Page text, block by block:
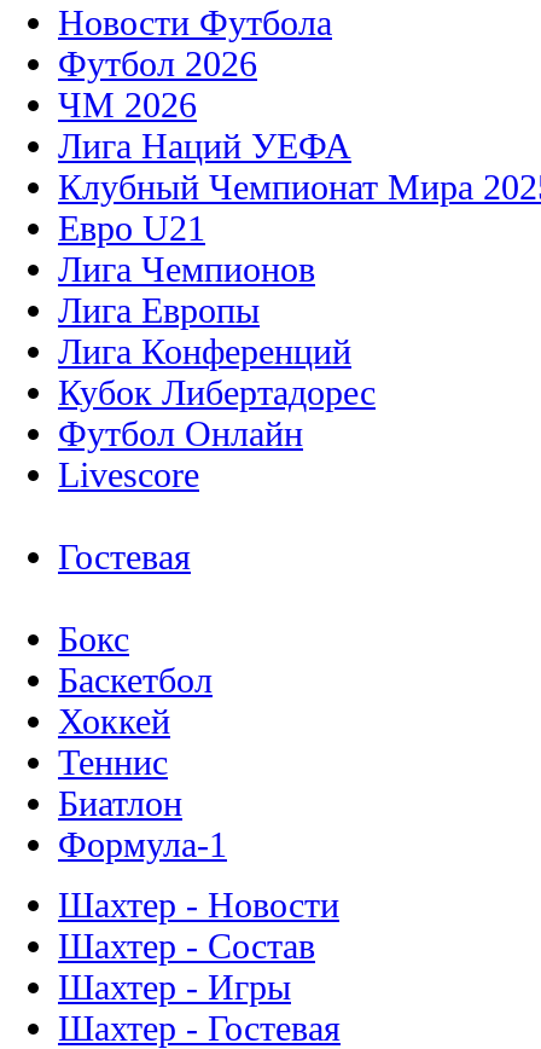
Новости Футбола
Футбол 2026
ЧМ 2026
Лига Наций УЕФА
Клубный Чемпионат Мира
Евро U21
Лига Чемпионов
Лига Европы
Лига Конференций
Кубок Либертадорес
Футбол Онлайн
Livescore
Гостевая
Бокс
Баскетбол
Хоккей
Теннис
Биатлон
Формула-1
Шахтер - Новости
Шахтер - Состав
Шахтер - Игры
Шахтер - Гостевая